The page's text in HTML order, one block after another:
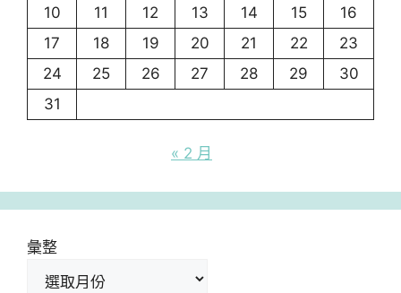
10
11 12 13 14 15
16
17
18 19 20 21 22
23
24
25 26 27 28 29
30
31
« 2 月
彙整